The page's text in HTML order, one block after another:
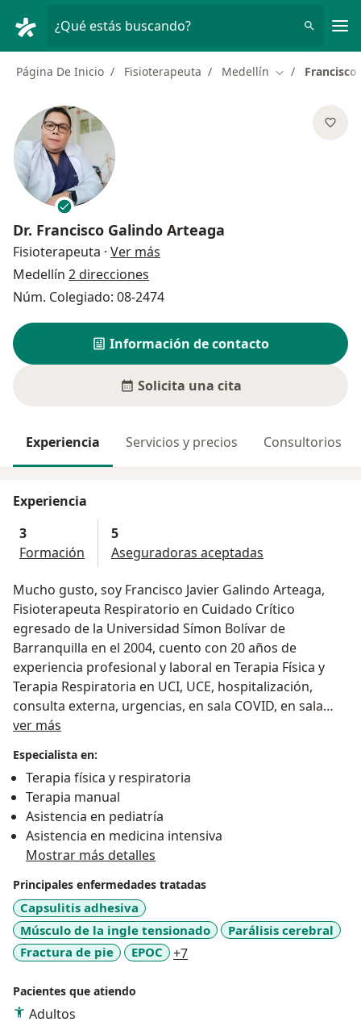
¿Qué estás buscando?
Página De Inicio Fisioterapeuta Medellín Cambiar de
Dr. Francisco Galindo Arteaga
Fisioterapeuta · Ver más
Medellín 2 direcciones
Núm. Colegiado: 08-2474
Información de contacto
Solicita una cita
Experiencia Servicios y precios Consultorios
Experiencia
3
Formación
5
Aseguradoras aceptadas
Mucho gusto, soy Francisco Javier Galindo Arteaga,
Fisioterapeuta Respiratorio en Cuidado Crítico
egresado de la Universidad Símon Bolívar de
Barranquilla en el 2004, cuento con 20 años de
experiencia profesional y laboral en Terapia Física y
Terapia Respiratoria en UCI, UCE, hospitalización,
consulta externa, urgencias, en sala COVID, en sala
ERA, en laboratorios pruebas de función pulmonar
domiciliaria.
ver más
Especialista en:
Terapia física y respiratoria
Terapia manual
Asistencia en pediatría
Asistencia en medicina intensiva
Mostrar más detalles
Principales enfermedades tratadas
Capsulitis adhesiva
Músculo de la ingle tensionado
Parálisis cerebral
Fractura de pie
EPOC +7a11y_sr_more_diseases
Pacientes que atiendo
Adultos